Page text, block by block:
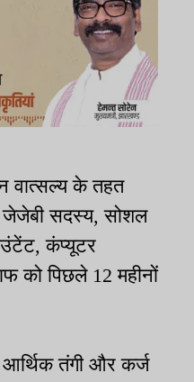
वात्सल्य के तहत
जेजेबी सदस्य, सोशल
कंप्यूटर
को पिछले 12 महीनों
आर्थिक तंगी और कर्ज